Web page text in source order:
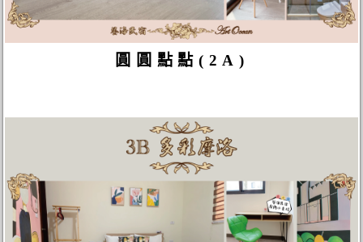
圓圓點點(2A)